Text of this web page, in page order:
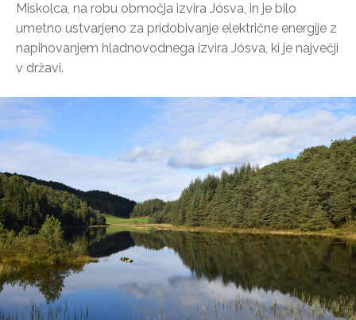
Miskolca, na robu območja izvira Jósva, in je bilo
umetno ustvarjeno za pridobivanje električne energije z
napihovanjem hladnovodnega izvira Jósva, ki je največji
v državi.